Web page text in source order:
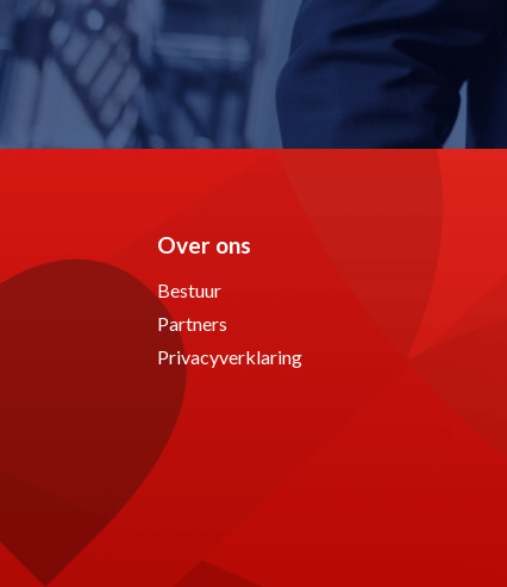
Over ons
Bestuur
Partners
Privacyverklaring